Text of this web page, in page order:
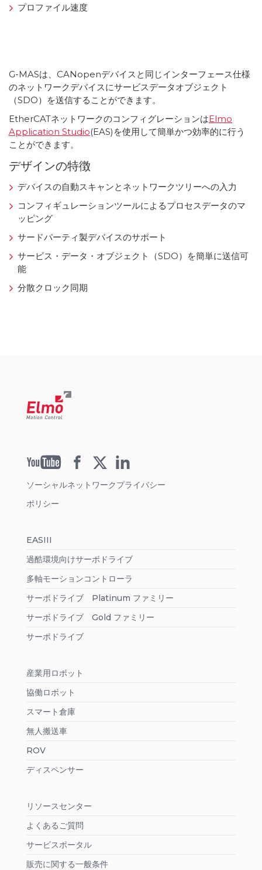
プロファイル速度
G-MASは、CANopenデバイスと同じインターフェース仕様
のネットワークデバイスにサービスデータオブジェクト
（SDO）を送信することができます。
EtherCATネットワークのコンフィグレーションはElmo
Application Studio(EAS)を使用して簡単かつ効率的に行う
ことができます。
デザインの特徴
デバイスの自動スキャンとネットワークツリーへの入力
コンフィギュレーションツールによるプロセスデータのマ
ッピング
サードパーティ製デバイスのサポート
サービス・データ・オブジェクト（SDO）を簡単に送信可
能
分散クロック同期
ソーシャルネットワークプライバシー
ポリシー
EASIII
過酷環境向けサーボドライブ
多軸モーションコントローラ
サーボドライブ Platinum ファミリー
サーボドライブ Gold ファミリー
サーボドライブ
産業用ロボット
協働ロボット
スマート倉庫
無人搬送車
ROV
ディスペンサー
リソースセンター
よくあるご質問
サービスポータル
販売に関する一般条件